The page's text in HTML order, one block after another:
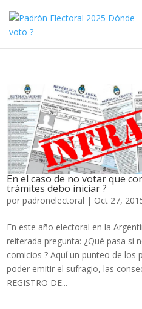
En el caso de no votar que
trámites debo iniciar ?
porpadronelectoral | Oct 27,
En este año electoral en la
reiterada pregunta: ¿Qué pasa si
comicios ? Aquí un punteo de los
poder emitir el sufragio, las
REGISTRO DE...